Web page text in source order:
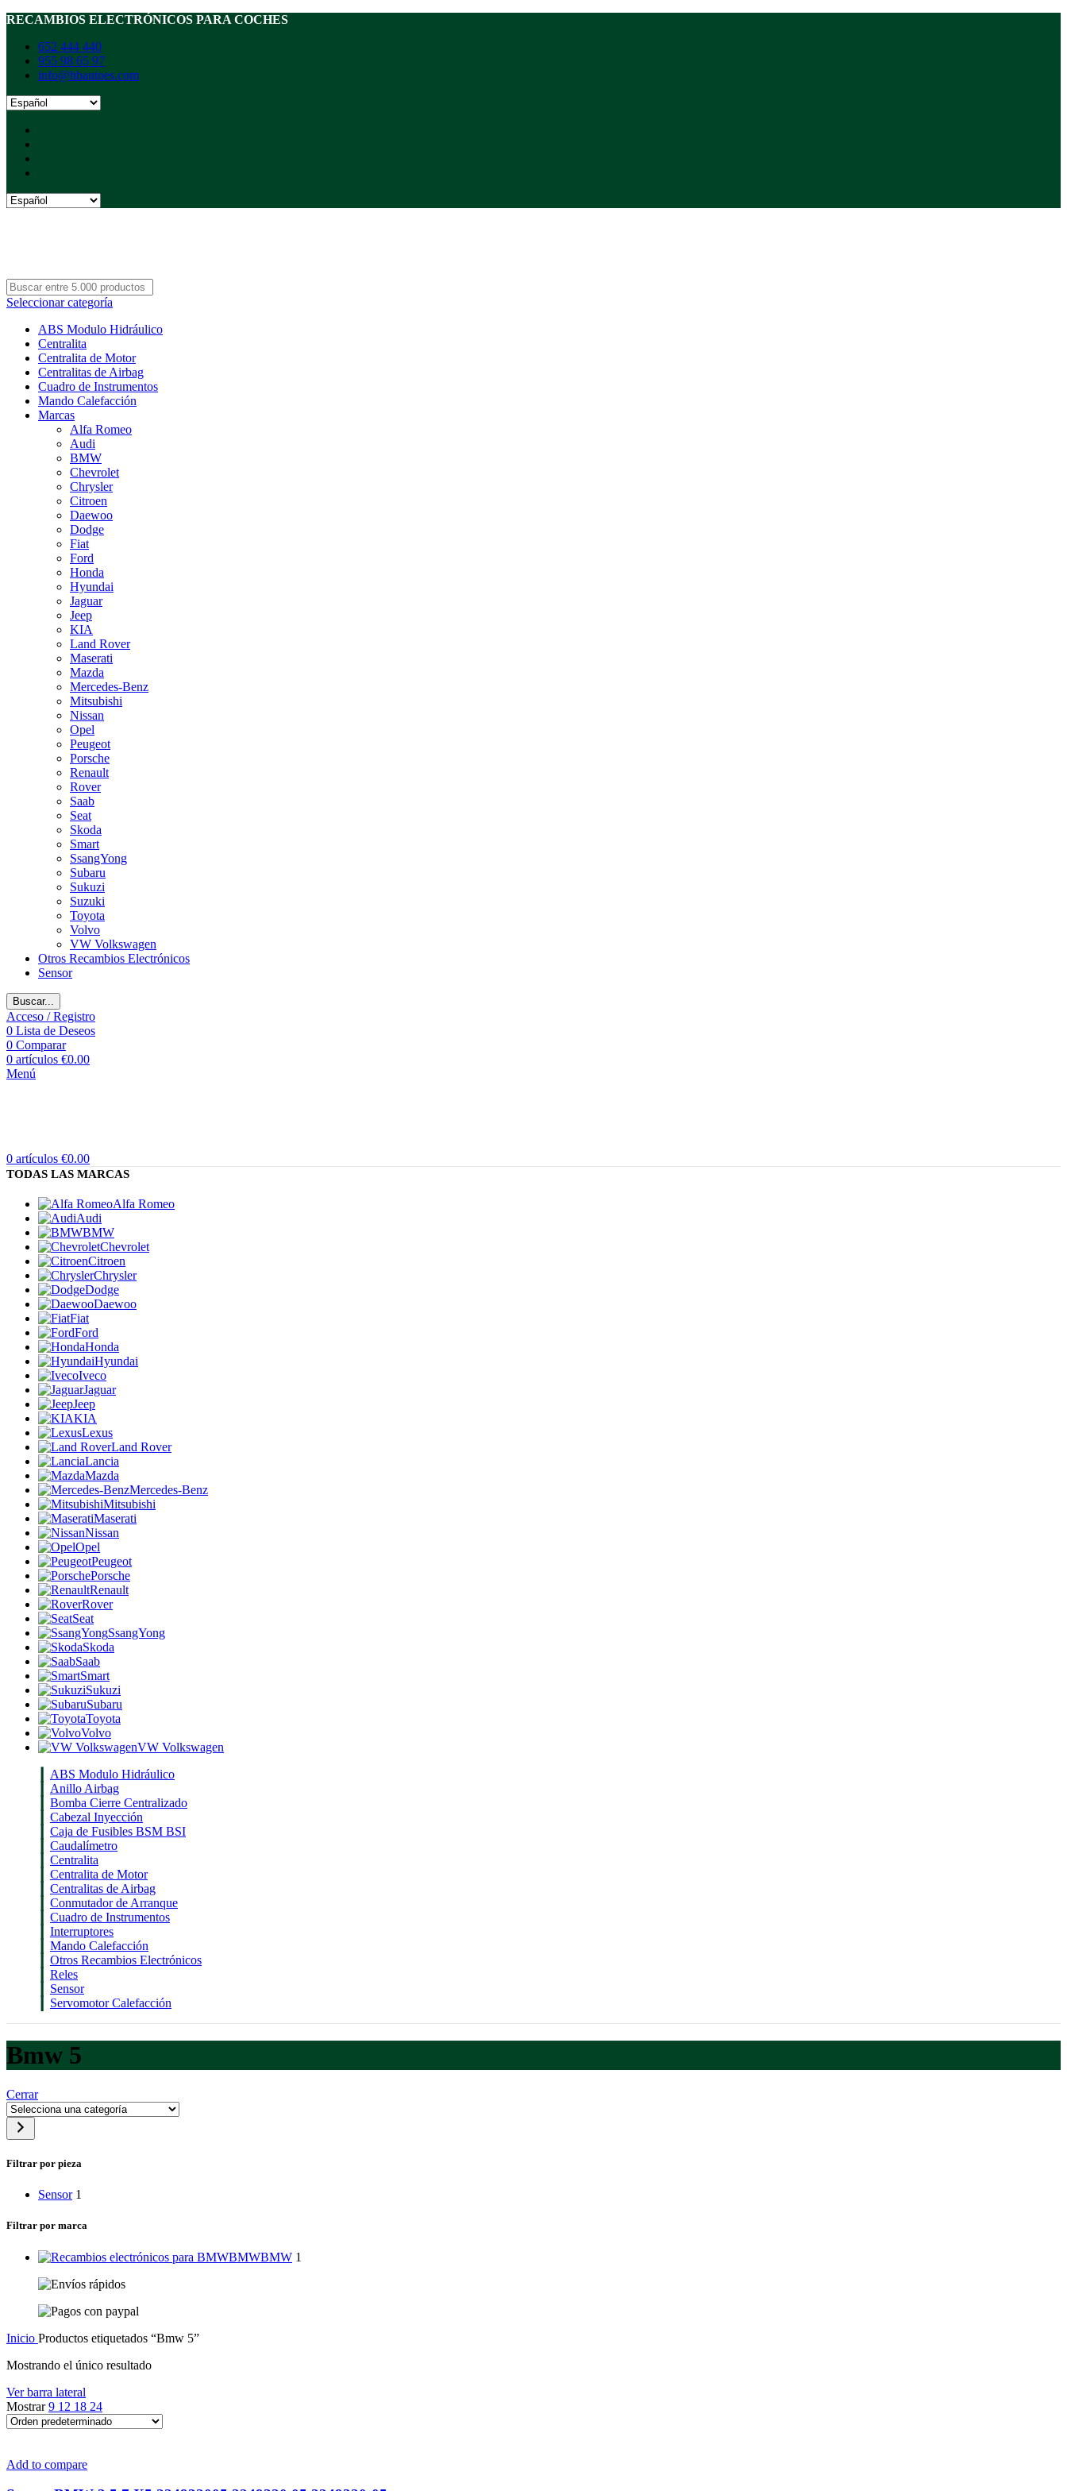
RECAMBIOS ELECTRÓNICOS PARA COCHES
652 444 440
955 98 65 97
info@hbautoes.com
Seleccionar categoría
ABS Modulo Hidráulico
Centralita
Centralita de Motor
Centralitas de Airbag
Cuadro de Instrumentos
Mando Calefacción
Marcas
Alfa Romeo
Audi
BMW
Chevrolet
Chrysler
Citroen
Daewoo
Dodge
Fiat
Ford
Honda
Hyundai
Jaguar
Jeep
KIA
Land Rover
Maserati
Mazda
Mercedes-Benz
Mitsubishi
Nissan
Opel
Peugeot
Porsche
Renault
Rover
Saab
Seat
Skoda
Smart
SsangYong
Subaru
Sukuzi
Suzuki
Toyota
Volvo
VW Volkswagen
Otros Recambios Electrónicos
Sensor
Buscar...
Acceso / Registro
0 Lista de Deseos
0 Comparar
0 artículos €0.00
Menú
0 artículos €0.00
TODAS LAS MARCAS
Alfa Romeo
Audi
BMW
Chevrolet
Citroen
Chrysler
Dodge
Daewoo
Fiat
Ford
Honda
Hyundai
Iveco
Jaguar
Jeep
KIA
Lexus
Land Rover
Lancia
Mazda
Mercedes-Benz
Mitsubishi
Maserati
Nissan
Opel
Peugeot
Porsche
Renault
Rover
Seat
SsangYong
Skoda
Saab
Smart
Sukuzi
Subaru
Toyota
Volvo
VW Volkswagen
ABS Modulo Hidráulico
Anillo Airbag
Bomba Cierre Centralizado
Cabezal Inyección
Caja de Fusibles BSM BSI
Caudalímetro
Centralita
Centralita de Motor
Centralitas de Airbag
Conmutador de Arranque
Cuadro de Instrumentos
Interruptores
Mando Calefacción
Otros Recambios Electrónicos
Reles
Sensor
Servomotor Calefacción
Bmw 5
Cerrar
Selecciona
una
categoría
Filtrar por pieza
Sensor 1
Filtrar por marca
BMWBMW 1
Inicio Productos etiquetados “Bmw 5”
Mostrando el único resultado
Ver barra lateral
Mostrar9 12 18 24
Add to compare